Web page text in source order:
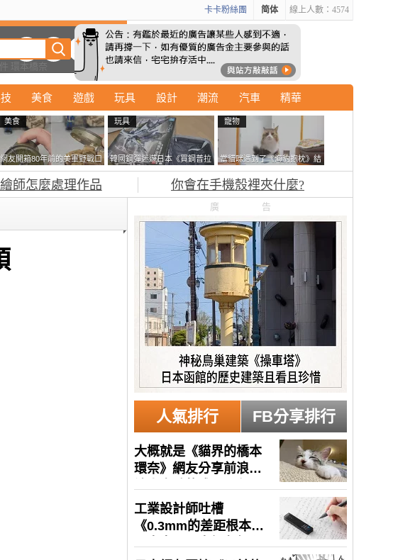
線上人數：4574
简体
卡卡粉絲團
美食 遊戲 玩具 設計 潮流 汽車 精華
美食
網友開箱80年前的美軍野戰口
糧 罐頭本身保存良好，但裡
面的味道...
玩具
韓國鋼彈迷遊日本《買鋼普拉
塞不進行李箱》網友們集思廣
益提供解方了……
寵物
當貓咪遇到了《海豹抱枕》結
果玩了10天後，海豹一整個走
鐘笑翻網友
師怎麼處理作品 你會在手機殼裡夾什麼?
廣告
人氣排行 FB分享排行